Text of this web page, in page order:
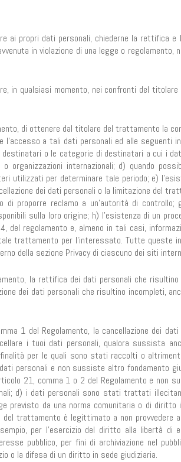
ai propri dati personali, chiederne la rettifica e
in violazione di una legge o regolamento,
in qualsiasi momento, nei confronti del
di ottenere dal titolare del trattamento la
a tali dati personali ed alle seguenti
o le categorie di destinatari a cui i
internazionali; d) quando
utilizzati per determinare tale periodo; e)
dei dati personali o la limitazione del
proporre reclamo a un’autorità di controllo;
sulla loro origine; h) l’esistenza di un
del regolamento e, almeno in tali casi,
trattamento per l’interessato. Tutte queste
della sezione Privacy di ciascuno dei siti
la rettifica dei dati personali che
dei dati personali che risultino incompleti,
1 del Regolamento, la cancellazione dei
i tuoi dati personali, qualora sussista
per le quali sono stati raccolti o
personali e non sussiste altro fondamento
21, comma 1 o 2 del Regolamento e non
d) i dati personali sono stati trattati
previsto da una norma comunitaria o di diritto
trattamento è legittimato a non provvedere
per l’esercizio del diritto alla libertà di
pubblico, per fini di archiviazione nel
o la difesa di un diritto in sede giudiziaria.